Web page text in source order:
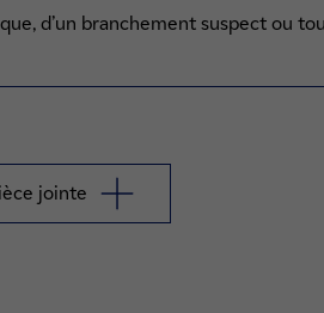
d’un branchement suspect ou
jointe